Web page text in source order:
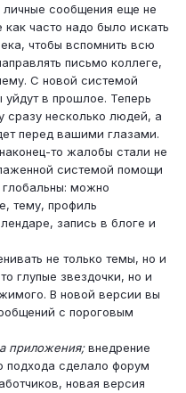
личные сообщения еще не
часто надо было искать
чтобы вспомнить всю
письмо коллеге,
С новой системой
в прошлое. Теперь
сразу несколько людей, а
перед вашими глазами.
то жалобы стали не
системой помощи
можно
тему, профиль
запись в блоге и
не только темы, но и
глупые звездочки, но и
В новой версии вы
с пороговым
приложения;внедрение
подхода сделало форум
новая версия